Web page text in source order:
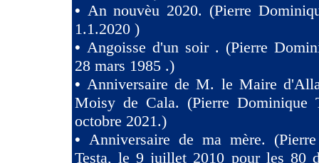
• An nouvèu 2020. (Pierre
1.1.2020 )
• Angoisse d'un soir . (Pierre
28 mars 1985 .)
•Anniversaire de M. le Maire
Moisy de Cala. (Pierre Dominique
octobre 2021.)
• Anniversaire de ma mère.
Testa, le 9 juillet 2010 pour les 80